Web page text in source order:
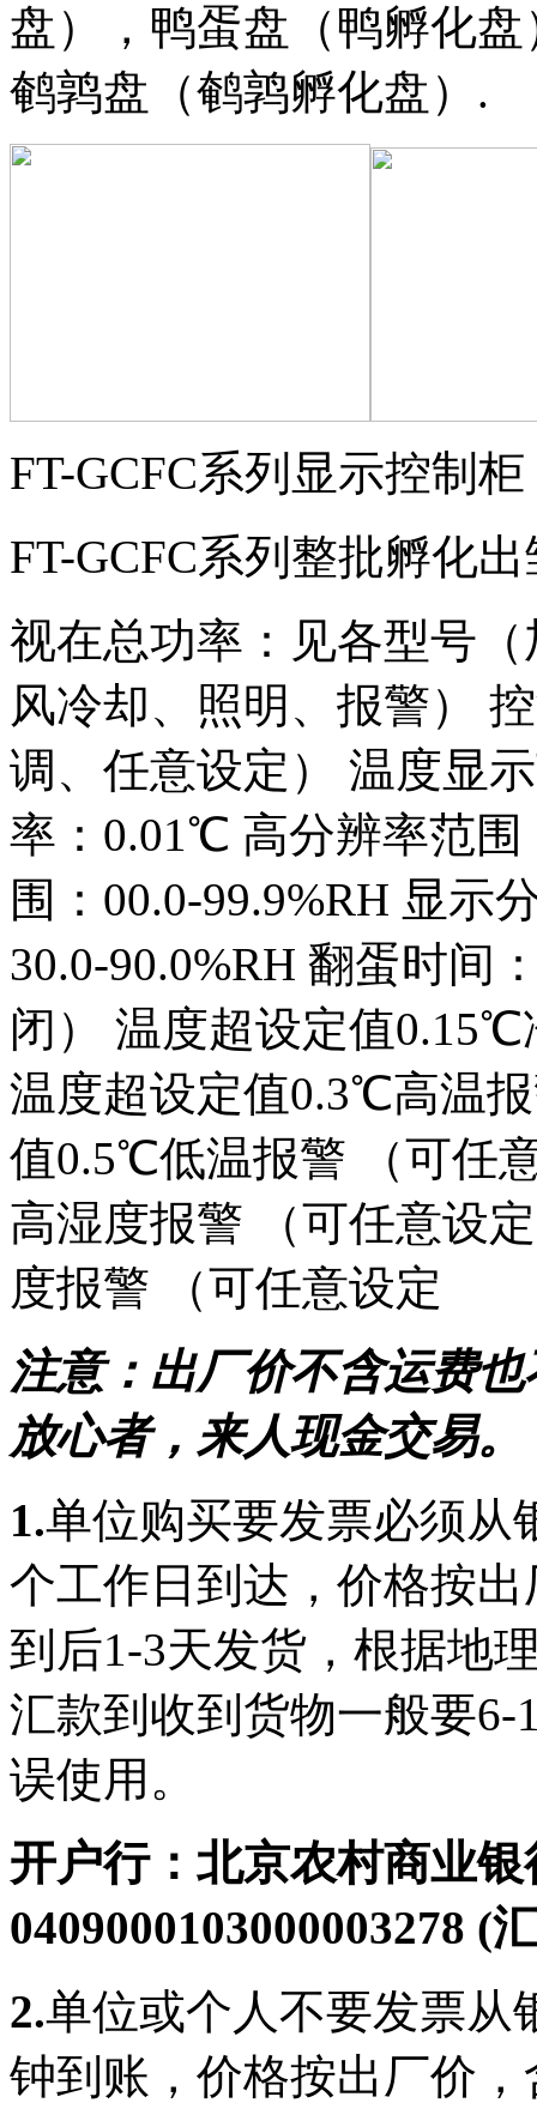
盘），鸭蛋盘（鸭孵化
鹌鹑盘（鹌鹑孵化盘）.
FT-GCFC系列显示控制柜
FT-GCFC系列整批孵化
视在总功率：见各型号
风冷却、照明、报警）
调、任意设定） 温度显
率：0.01℃ 高分辨率范
围：00.0-99.9%RH 显示
30.0-90.0%RH 翻蛋时间
闭） 温度超设定值
温度超设定值0.3℃高温
值0.5℃低温报警 （可任
高湿度报警 （可任意设
度报警 （可任意设定
注意：出厂价不含运费
放心者，来人现金交易。
1.单位购买要发票必须从
个工作日到达，价格按
到后1-3天发货，根据地
汇款到收到货物一般要
误使用。
开户行：北京农村商业
0409000103000003278 (
2.单位或个人不要发票从
钟到账，价格按出厂价，